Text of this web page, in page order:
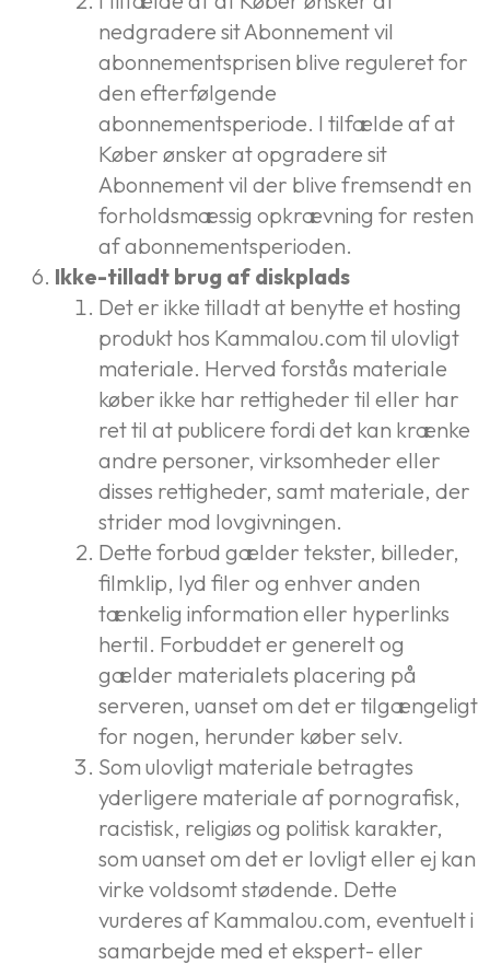
nedgradere sit Abonnement vil
abonnementsprisen blive reguleret for
den efterfølgende
abonnementsperiode. I tilfælde af at
Køber ønsker at opgradere sit
Abonnement vil der blive fremsendt en
forholdsmæssig opkrævning for resten
af abonnementsperioden.
Ikke-tilladt brug af diskplads
Det er ikke tilladt at benytte et hosting
produkt hos Kammalou.com til ulovligt
materiale. Herved forstås materiale
køber ikke har rettigheder til eller har
ret til at publicere fordi det kan krænke
andre personer, virksomheder eller
disses rettigheder, samt materiale, der
strider mod lovgivningen.
Dette forbud gælder tekster, billeder,
filmklip, lyd filer og enhver anden
tænkelig information eller hyperlinks
hertil. Forbuddet er generelt og
gælder materialets placering på
serveren, uanset om det er tilgængeligt
for nogen, herunder køber selv.
Som ulovligt materiale betragtes
yderligere materiale af pornografisk,
racistisk, religiøs og politisk karakter,
som uanset om det er lovligt eller ej kan
virke voldsomt stødende. Dette
vurderes af Kammalou.com, eventuelt i
samarbejde med et ekspert- eller